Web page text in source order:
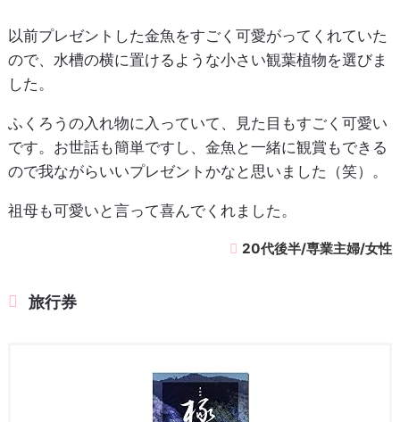
以前プレゼントした金魚をすごく可愛がってくれていた
ので、水槽の横に置けるような小さい観葉植物を選びま
した。
ふくろうの入れ物に入っていて、見た目もすごく可愛い
です。お世話も簡単ですし、金魚と一緒に観賞もできる
ので我ながらいいプレゼントかなと思いました（笑）。
祖母も可愛いと言って喜んでくれました。
20代後半/専業主婦/女性
旅行券